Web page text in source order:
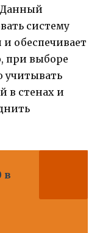
Данный
систему
обеспечивает
при выборе
учитывать
в стенах и
в